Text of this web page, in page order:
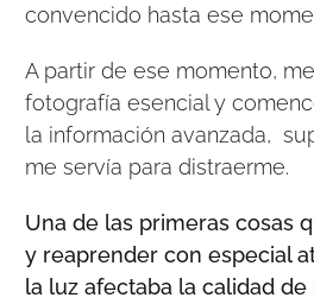
convencido hasta ese
A partir de ese momento,
fotografía esencial y
la información avanzada,
me servía para distraerme.
Una de las primeras cosas
y reaprender con especial
la luz afectaba la calidad de